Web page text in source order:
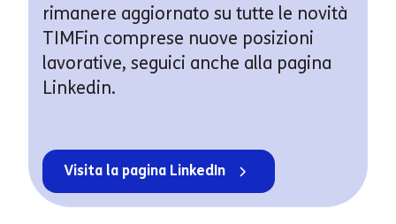
rimanere aggiornato su tutte le novità
TIMFin comprese nuove posizioni
lavorative, seguici anche alla pagina
Linkedin.
Visita la pagina LinkedIn